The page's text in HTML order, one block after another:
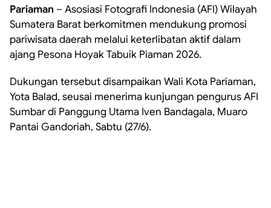
Pariaman – Asosiasi Fotografi Indonesia (AFI) Wilayah
Sumatera Barat berkomitmen mendukung promosi
pariwisata daerah melalui keterlibatan aktif dalam
ajang Pesona Hoyak Tabuik Piaman 2026.
Dukungan tersebut disampaikan Wali Kota Pariaman,
Yota Balad, seusai menerima kunjungan pengurus AFI
Sumbar di Panggung Utama Iven Bandagala, Muaro
Pantai Gandoriah, Sabtu (27/6).